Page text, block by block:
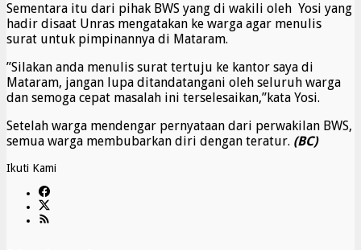
Sementara itu dari pihak BWS yang di wakili oleh Yosi yang
hadir disaat Unras mengatakan ke warga agar menulis
surat untuk pimpinannya di Mataram.
”Silakan anda menulis surat tertuju ke kantor saya di
Mataram, jangan lupa ditandatangani oleh seluruh warga
dan semoga cepat masalah ini terselesaikan,”kata Yosi.
Setelah warga mendengar pernyataan dari perwakilan BWS,
semua warga membubarkan diri dengan teratur. (BC)
Ikuti Kami